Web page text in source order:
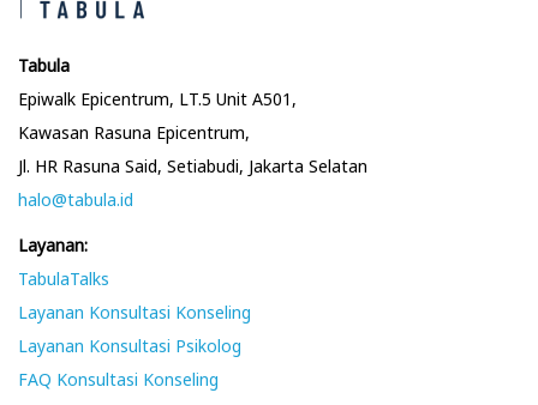
Tabula
Epiwalk Epicentrum, LT.5 Unit A501,
Kawasan Rasuna Epicentrum,
Jl. HR Rasuna Said, Setiabudi, Jakarta Selatan
halo@tabula.id
Layanan:
TabulaTalks
Layanan Konsultasi Konseling
Layanan Konsultasi Psikolog
FAQ Konsultasi Konseling